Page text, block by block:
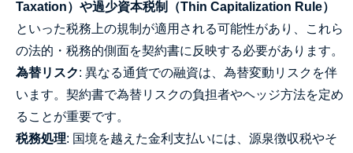
Taxation）や過少資本税制（Thin Capitalization Rule）
といった税務上の規制が適用される可能性があり、これら
の法的・税務的側面を契約書に反映する必要があります。
為替リスク: 異なる通貨での融資は、為替変動リスクを伴
います。契約書で為替リスクの負担者やヘッジ方法を定め
ることが重要です。
税務処理: 国境を越えた金利支払いには、源泉徴収税やそ